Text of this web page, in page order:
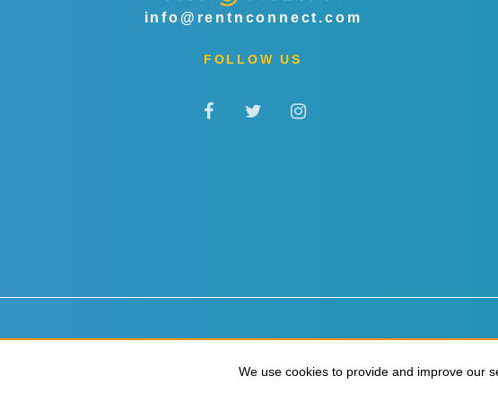
info@rentnconnect.com
FOLLOW US
We use cookies to provide and improve our
We use cookies to provide and improve our